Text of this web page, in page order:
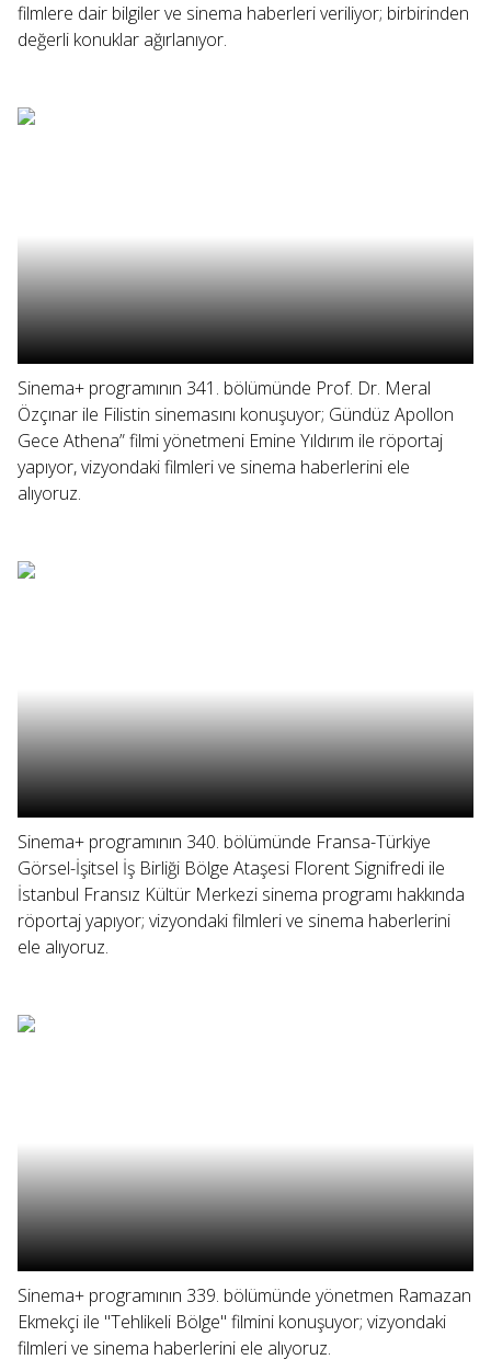
filmlere dair bilgiler ve sinema haberleri veriliyor; birbirinden
değerli konuklar ağırlanıyor.
Sinema+ programının 341. bölümünde Prof. Dr. Meral
Özçınar ile Filistin sinemasını konuşuyor; Gündüz Apollon
Gece Athena” filmi yönetmeni Emine Yıldırım ile röportaj
yapıyor, vizyondaki filmleri ve sinema haberlerini ele
alıyoruz.
Sinema+ programının 340. bölümünde Fransa-Türkiye
Görsel-İşitsel İş Birliği Bölge Ataşesi Florent Signifredi ile
İstanbul Fransız Kültür Merkezi sinema programı hakkında
röportaj yapıyor; vizyondaki filmleri ve sinema haberlerini
ele alıyoruz.
Sinema+ programının 339. bölümünde yönetmen Ramazan
Ekmekçi ile "Tehlikeli Bölge" filmini konuşuyor; vizyondaki
filmleri ve sinema haberlerini ele alıyoruz.